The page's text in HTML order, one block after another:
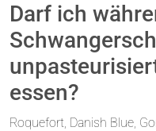
Darf ich
essen?
Roquefort, Danish Blue,